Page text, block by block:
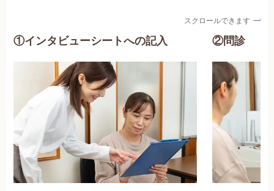
スクロールできます
①インタビューシートへの記入 ②問診